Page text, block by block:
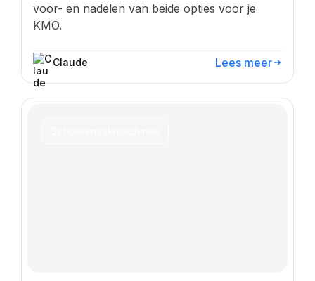
voor- en nadelen van beide opties voor je
KMO.
Claude Lees meer